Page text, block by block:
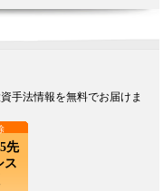
手法情報を無料でお届けま
先
ス